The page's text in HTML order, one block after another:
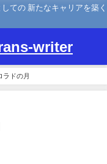
しての 新たなキャリアを築く
writer
ドの月